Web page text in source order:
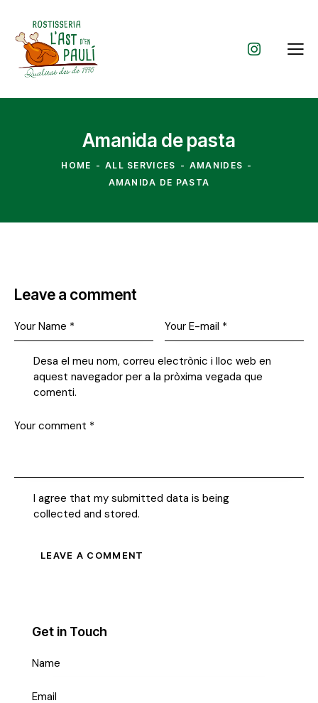
Amanida de pasta
HOME ALL SERVICES
AMANIDES
AMANIDA DE PASTA
Leave a comment
Desa el meu nom, correu electrònic i lloc web en
aquest navegador per a la pròxima vegada que
comenti.
I agree that my submitted data is being
collected and stored.
Get in Touch